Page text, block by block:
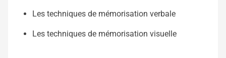
Les techniques de mémorisation verbale
Les techniques de mémorisation visuelle